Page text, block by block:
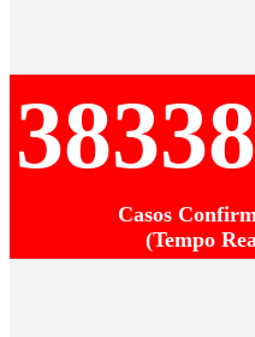
Casos
(Tempo